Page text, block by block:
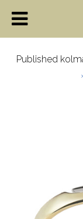
Published